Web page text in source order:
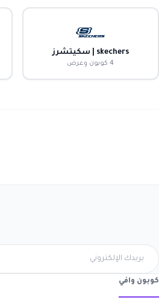
skechers | سكيتشرز
4 كوبون وعرض
كوبون وافي